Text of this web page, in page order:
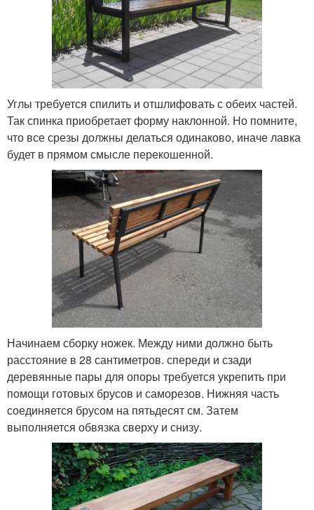
Углы требуется спилить и отшлифовать с обеих частей.
Так спинка приобретает форму наклонной. Но помните,
что все срезы должны делаться одинаково, иначе лавка
будет в прямом смысле перекошенной.
Начинаем сборку ножек. Между ними должно быть
расстояние в 28 сантиметров. спереди и сзади
деревянные пары для опоры требуется укрепить при
помощи готовых брусов и саморезов. Нижняя часть
соединяется брусом на пятьдесят см. Затем
выполняется обвязка сверху и снизу.